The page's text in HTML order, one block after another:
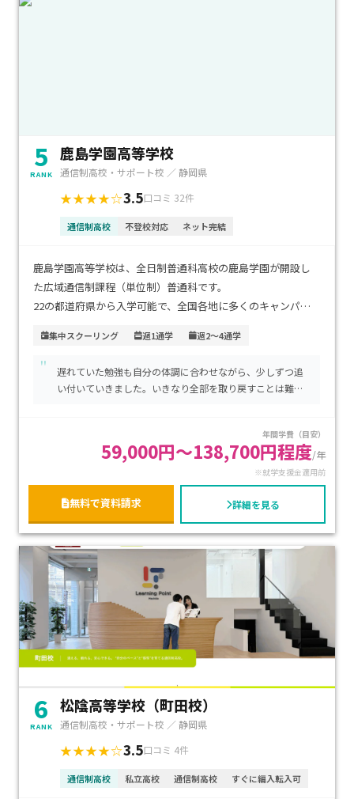
5
RANK
鹿島学園高等学校
通信制高校・サポート校 ／ 静岡県
★★★★☆3.5口コミ 32件
通信制高校 不登校対応 ネット完結
鹿島学園高等学校は、全日制普通科高校の鹿島学園が開設し
た広域通信制課程（単位制）普通科です。
22の都道府県から入学可能で、全国各地に多くのキャンパス
卒業時には、全日制と同じ卒業証書がもらえます。
東京都には新宿キャンパス、池袋キャンパスを始め、 62ヶ所
週１から週５まで、自分のライフスタイルに合わせてキャンパ
スへ通学可能です。
年間数日のスクーリング以外は自宅で学習するコースもあり、
自分のペースで学習できます。
大学進学コースでは、スマホやタブレットで個別指導などを
受けることができます。
医学部、獣医学部、歯学部、薬学部、看護医療学部などの難
関の受験にもしっかりしたサポートがあります。
集中スクーリング 週1通学 週2～4通学
"
遅れていた勉強も自分の体調に合わせながら、少しずつ追
い付いていきました。いきなり全部を取り戻すことは難し
年間学費（目安）
59,000円～138,700円程度/年
※就学支援金適用前
無料で資料請求 詳細を見る
6
RANK
松陰高等学校（町田校）
通信制高校・サポート校 ／ 静岡県
★★★★☆3.5口コミ 4件
通信制高校 私立高校 通信制高校 すぐに編入転入可